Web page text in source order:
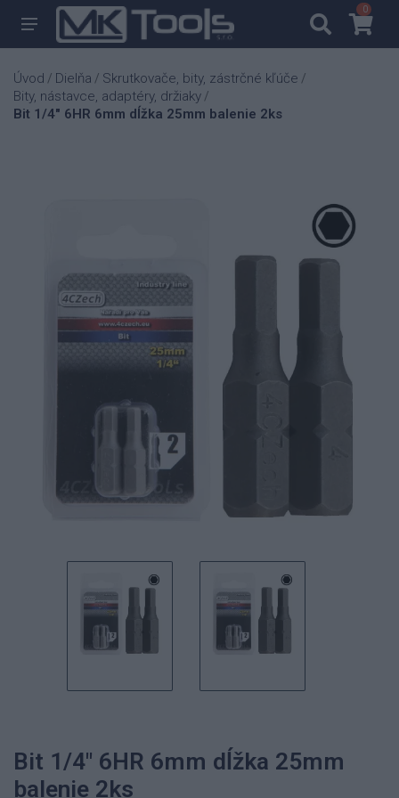
00
Úvod / Dielňa / Skrutkovače, bity, zástrčné kľúče /
Bity, nástavce, adaptéry, držiaky /
Bit 1/4" 6HR 6mm dĺžka 25mm balenie 2ks
Bit 1/4" 6HR 6mm dĺžka 25mm
balenie 2ks